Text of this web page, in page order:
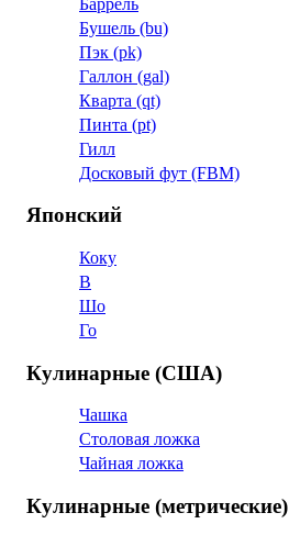
Бушель (bu)
Пэк (pk)
Галлон (gal)
Кварта (qt)
Пинта (pt)
Гилл
Досковый фут (FBM)
Японский
Коку
В
Шо
Го
Кулинарные (США)
Чашка
Столовая ложка
Чайная ложка
Кулинарные (метрические)